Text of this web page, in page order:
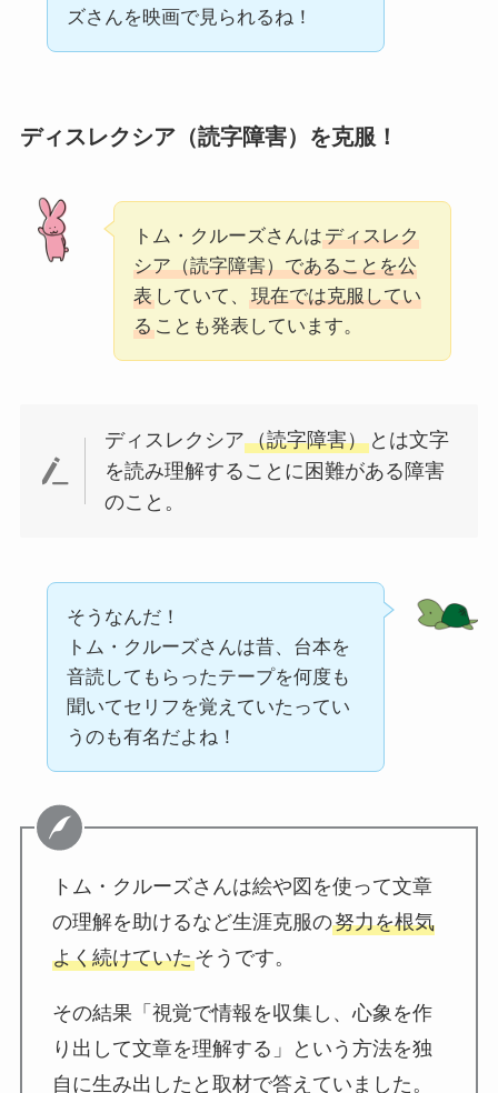
ズさんを映画で見られるね！
ディスレクシア（読字障害）を克服！
トム・クルーズさんはディスレク
シア（読字障害）であることを公
表していて、
現在では克服してい
ることも発表しています。
ディスレクシア（読字障害） とは文字
を読み理解することに困難がある障害
のこと。
そうなんだ！
トム・クルーズさんは昔、台本を
音読してもらったテープを何度も
聞いてセリフを覚えていたってい
うのも有名だよね！
トム・クルーズさんは絵や図を使って文章
の理解を助けるなど生涯克服の努力を根気
よく続けていたそうです。
その結果「視覚で情報を収集し、心象を作
り出して文章を理解する」という方法を独
自に生み出したと取材で答えていました。